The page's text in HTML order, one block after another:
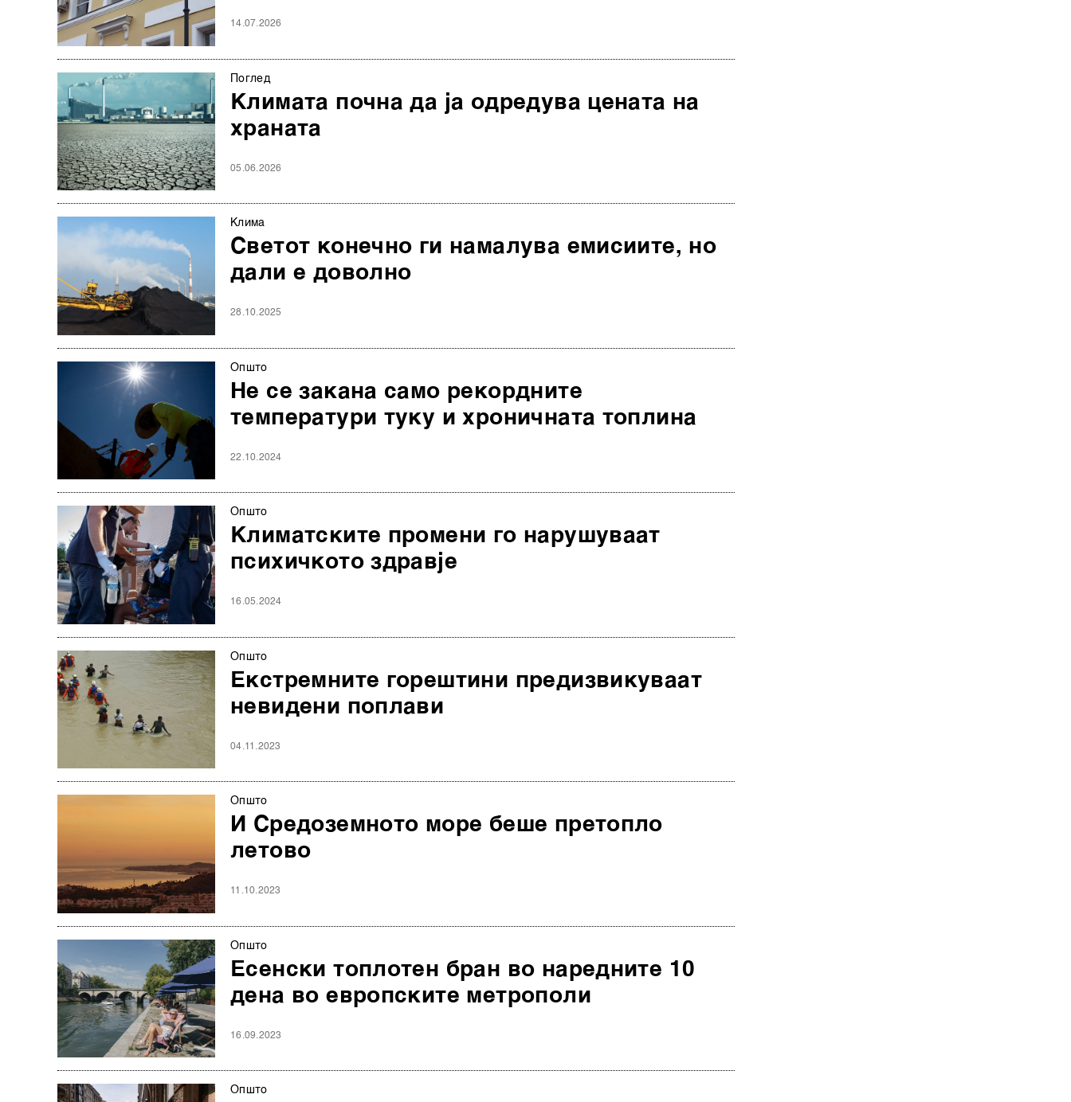
14.07.2026
Поглед
Климата почна да ја одредува цената на
храната
05.06.2026
Клима
Светот конечно ги намалува емисиите, но
дали е доволно
28.10.2025
Општо
Не се закана само рекордните
температури туку и хроничната топлина
22.10.2024
Општо
Климатските промени го нарушуваат
психичкото здравје
16.05.2024
Општо
Екстремните горештини предизвикуваат
невидени поплави
04.11.2023
Општо
И Средоземното море беше претопло
летово
11.10.2023
Општо
Есенски топлотен бран во наредните 10
дена во европските метрополи
16.09.2023
Општо